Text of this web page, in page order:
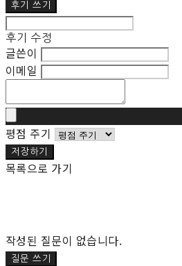
후기 쓰기
후기 수정
글쓴이
이메일
평점 주기
저장하기
목록으로 가기
작성된 질문이 없습니다.
질문 쓰기